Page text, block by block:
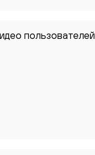
пользователей